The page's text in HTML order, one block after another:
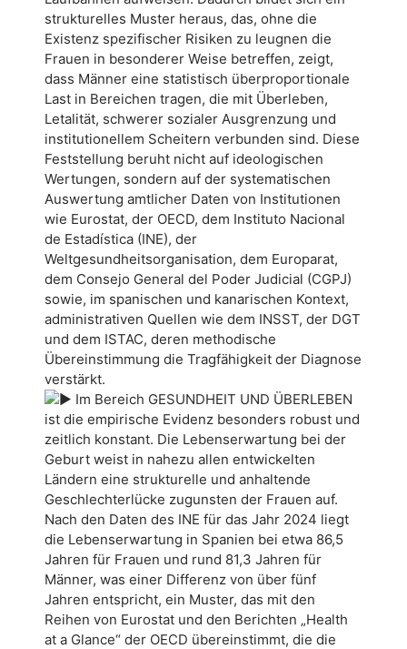
strukturelles Muster heraus, das, ohne die
Existenz spezifischer Risiken zu leugnen die
Frauen in besonderer Weise betreffen, zeigt,
dass Männer eine statistisch überproportionale
Last in Bereichen tragen, die mit Überleben,
Letalität, schwerer sozialer Ausgrenzung und
institutionellem Scheitern verbunden sind. Diese
Feststellung beruht nicht auf ideologischen
Wertungen, sondern auf der systematischen
Auswertung amtlicher Daten von Institutionen
wie Eurostat, der OECD, dem Instituto Nacional
de Estadística (INE), der
Weltgesundheitsorganisation, dem Europarat,
dem Consejo General del Poder Judicial (CGPJ)
sowie, im spanischen und kanarischen Kontext,
administrativen Quellen wie dem INSST, der DGT
und dem ISTAC, deren methodische
Übereinstimmung die Tragfähigkeit der Diagnose
verstärkt.
Im Bereich GESUNDHEIT UND ÜBERLEBEN
ist die empirische Evidenz besonders robust und
zeitlich konstant. Die Lebenserwartung bei der
Geburt weist in nahezu allen entwickelten
Ländern eine strukturelle und anhaltende
Geschlechterlücke zugunsten der Frauen auf.
Nach den Daten des INE für das Jahr 2024 liegt
die Lebenserwartung in Spanien bei etwa 86,5
Jahren für Frauen und rund 81,3 Jahren für
Männer, was einer Differenz von über fünf
Jahren entspricht, ein Muster, das mit den
Reihen von Eurostat und den Berichten „Health
at a Glance“ der OECD übereinstimmt, die die